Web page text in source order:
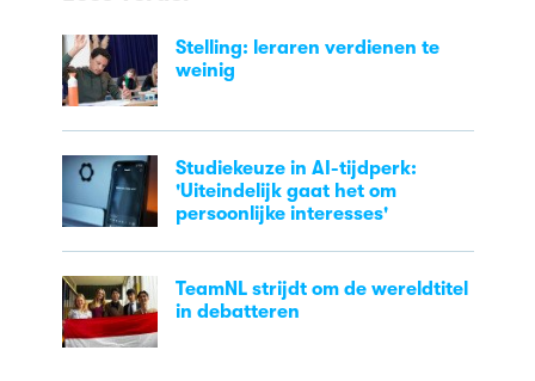
Stelling: leraren verdienen te
weinig
Studiekeuze in AI-tijdperk:
'Uiteindelijk gaat het om
persoonlijke interesses'
TeamNL strijdt om de wereldtitel
in debatteren